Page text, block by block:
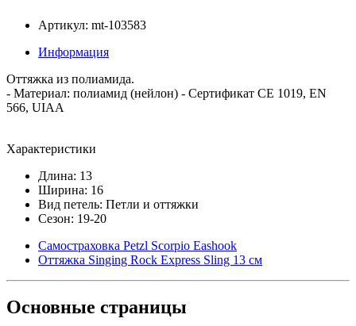
Артикул: mt-103583
Информация
Оттяжка из полиамида.
- Материал: полиамид (нейлон) - Сертификат CE 1019, EN
566, UIAA
Характеристики
Длина: 13
Ширина: 16
Вид петель: Петли и оттяжки
Сезон: 19-20
Самостраховка Petzl Scorpio Eashook
Оттяжка Singing Rock Express Sling 13 см
Основные страницы